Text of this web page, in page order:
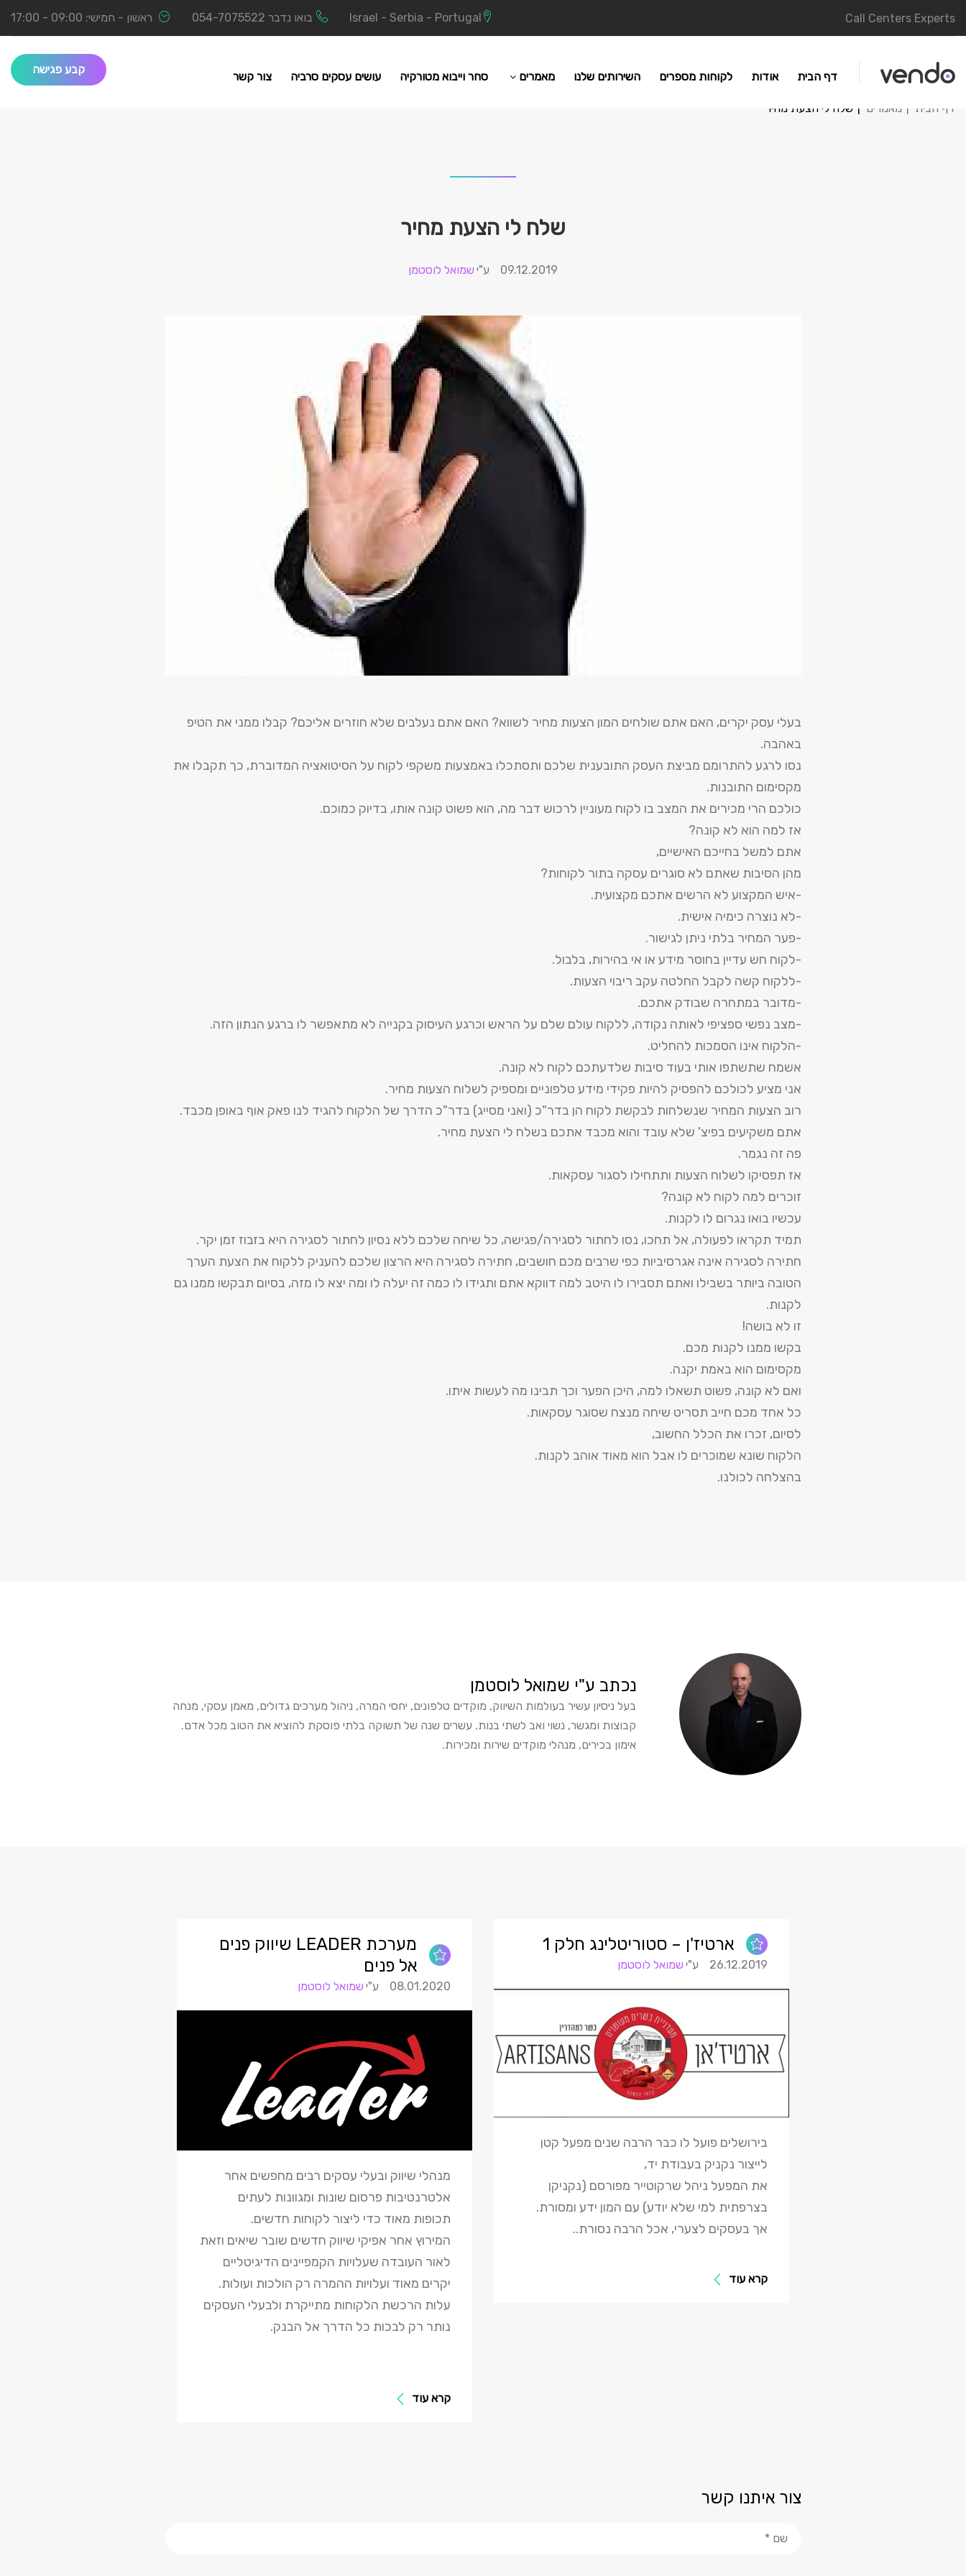
Call Centers Experts
Israel - Serbia - Portugal בואו נדבר 054-7075522 ראשון - חמישי: 09:00 - 17:00
דף הבית אודות לקוחות מספרים השירותים שלנו מאמרים סחר וייבוא מטורקיה עושים עסקים סרביה צור קשר
קבע פגישה
דף הבית מאמרים שלח לי הצעת מחיר
שלח לי הצעת מחיר
09.12.2019 שמואל לוסטמן
בעלי עסק יקרים, האם אתם שולחים המון הצעות מחיר לשווא? האם אתם נעלבים שלא חוזרים אליכם? קבלו ממני את הטיפ
באהבה.
נסו לרגע להתרומם מביצת העסק התובענית שלכם ותסתכלו באמצעות משקפי לקוח על הסיטואציה המדוברת, כך תקבלו את
מקסימום התובנות.
כולכם הרי מכירים את המצב בו לקוח מעוניין לרכוש דבר מה, הוא פשוט קונה אותו, בדיוק כמוכם.
אז למה הוא לא קונה?
אתם למשל בחייכם האישיים,
מהן הסיבות שאתם לא סוגרים עסקה בתור לקוחות?
-איש המקצוע לא הרשים אתכם מקצועית.
-לא נוצרה כימיה אישית.
-פער המחיר בלתי ניתן לגישור.
-לקוח חש עדיין בחוסר מידע או אי בהירות, בלבול.
-ללקוח קשה לקבל החלטה עקב ריבוי הצעות.
-מדובר במתחרה שבודק אתכם.
-מצב נפשי ספציפי לאותה נקודה, ללקוח עולם שלם על הראש וכרגע העיסוק בקנייה לא מתאפשר לו ברגע הנתון הזה.
-הלקוח אינו הסמכות להחליט.
אשמח שתשתפו אותי בעוד סיבות שלדעתכם לקוח לא קונה.
אני מציע לכולכם להפסיק להיות פקידי מידע טלפוניים ומספיק לשלוח הצעות מחיר.
רוב הצעות המחיר שנשלחות לבקשת לקוח הן בדר"כ (ואני מסייג) בדר"כ הדרך של הלקוח להגיד לנו פאק אוף באופן מכבד.
אתם משקיעים בפיצ' שלא עובד והוא מכבד אתכם בשלח לי הצעת מחיר.
פה זה נגמר.
אז תפסיקו לשלוח הצעות ותתחילו לסגור עסקאות.
זוכרים למה לקוח לא קונה?
עכשיו בואו נגרום לו לקנות.
תמיד תקראו לפעולה, אל תחכו, נסו לחתור לסגירה/פגישה, כל שיחה שלכם ללא נסיון לחתור לסגירה היא בזבוז זמן יקר.
חתירה לסגירה אינה אגרסיביות כפי שרבים מכם חושבים, חתירה לסגירה היא הרצון שלכם להעניק ללקוח את הצעת הערך
הטובה ביותר בשבילו ואתם תסבירו לו היטב למה דווקא אתם ותגידו לו כמה זה יעלה לו ומה יצא לו מזה, בסיום תבקשו ממנו גם
לקנות.
זו לא בושה!
בקשו ממנו לקנות מכם.
מקסימום הוא באמת יקנה.
ואם לא קונה, פשוט תשאלו למה, היכן הפער וכך תבינו מה לעשות איתו.
כל אחד מכם חייב תסריט שיחה מנצח שסוגר עסקאות.
לסיום, זכרו את הכלל החשוב,
הלקוח שונא שמוכרים לו אבל הוא מאוד אוהב לקנות.
בהצלחה לכולנו.
נכתב ע"י שמואל לוסטמן
בעל ניסיון עשיר בעולמות השיווק, מוקדים טלפונים, יחסי המרה, ניהול מערכים גדולים, מאמן עסקי, מנחה
קבוצות ומגשר, נשוי ואב לשתי בנות. עשרים שנה של תשוקה בלתי פוסקת להוציא את הטוב מכל אדם.
אימון בכירים, מנהלי מוקדים שירות ומכירות.
ארטיז'ן – סטוריטלינג חלק 1
26.12.2019 שמואל לוסטמן
בירושלים פועל לו כבר הרבה שנים מפעל קטן
לייצור נקניק בעבודת יד,
את המפעל ניהל שרקוטייר מפורסם (נקניקן
בצרפתית למי שלא יודע) עם המון ידע ומסורת.
אך בעסקים לצערי, אכל הרבה נסורת..
קרא עוד
מערכת LEADER שיווק פנים
אל פנים
08.01.2020 שמואל לוסטמן
מנהלי שיווק ובעלי עסקים רבים מחפשים אחר
אלטרנטיבות פרסום שונות ומגוונות לעתים
תכופות מאוד כדי ליצור לקוחות חדשים.
המירוץ אחר אפיקי שיווק חדשים שובר שיאים וזאת
לאור העובדה שעלויות הקמפיינים הדיגיטליים
יקרים מאוד ועלויות ההמרה רק הולכות ועולות.
עלות הרכשת הלקוחות מתייקרת ולבעלי העסקים
נותר רק לבכות כל הדרך אל הבנק.
קרא עוד
צור איתנו קשר
שם *